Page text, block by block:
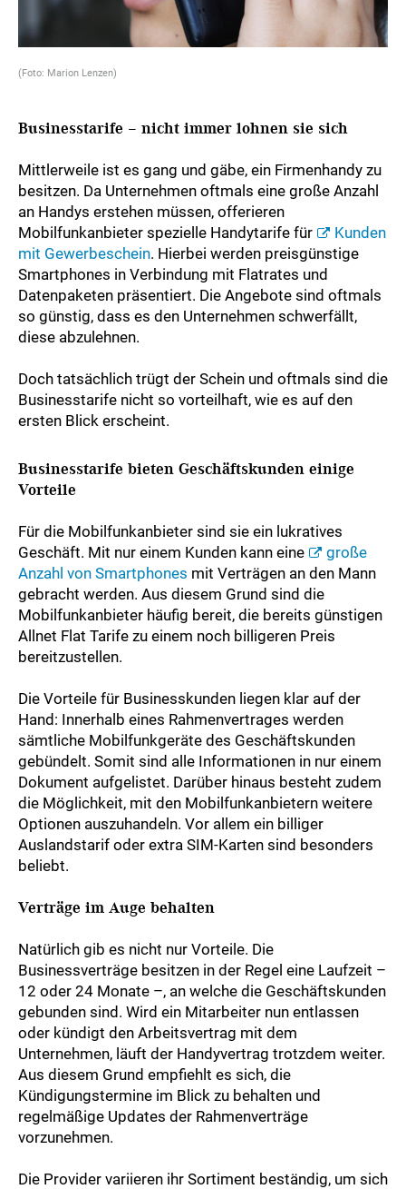
(Foto: Marion Lenzen)
Businesstarife – nicht immer lohnen sie sich
Mittlerweile ist es gang und gäbe, ein Firmenhandy zu
besitzen. Da Unternehmen oftmals eine große Anzahl
an Handys erstehen müssen, offerieren
Mobilfunkanbieter spezielle Handytarife für
Kunden
mit Gewerbeschein. Hierbei werden preisgünstige
Smartphones in Verbindung mit Flatrates und
Datenpaketen präsentiert. Die Angebote sind oftmals
so günstig, dass es den Unternehmen schwerfällt,
diese abzulehnen.
Doch tatsächlich trügt der Schein und oftmals sind die
Businesstarife nicht so vorteilhaft, wie es auf den
ersten Blick erscheint.
Businesstarife bieten Geschäftskunden einige
Vorteile
Für die Mobilfunkanbieter sind sie ein lukratives
Geschäft. Mit nur einem Kunden kann eine
große
Anzahl von Smartphones mit Verträgen an den Mann
gebracht werden. Aus diesem Grund sind die
Mobilfunkanbieter häufig bereit, die bereits günstigen
Allnet Flat Tarife zu einem noch billigeren Preis
bereitzustellen.
Die Vorteile für Businesskunden liegen klar auf der
Hand: Innerhalb eines Rahmenvertrages werden
sämtliche Mobilfunkgeräte des Geschäftskunden
gebündelt. Somit sind alle Informationen in nur einem
Dokument aufgelistet. Darüber hinaus besteht zudem
die Möglichkeit, mit den Mobilfunkanbietern weitere
Optionen auszuhandeln. Vor allem ein billiger
Auslandstarif oder extra SIM-Karten sind besonders
beliebt.
Verträge im Auge behalten
Natürlich gib es nicht nur Vorteile. Die
Businessverträge besitzen in der Regel eine Laufzeit –
12 oder 24 Monate –, an welche die Geschäftskunden
gebunden sind. Wird ein Mitarbeiter nun entlassen
oder kündigt den Arbeitsvertrag mit dem
Unternehmen, läuft der Handyvertrag trotzdem weiter.
Aus diesem Grund empfiehlt es sich, die
Kündigungstermine im Blick zu behalten und
regelmäßige Updates der Rahmenverträge
vorzunehmen.
Die Provider variieren ihr Sortiment beständig, um sich